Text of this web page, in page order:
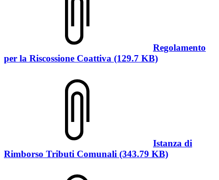
Regolamento
per la Riscossione Coattiva (129.7 KB)
Istanza di
Rimborso Tributi Comunali (343.79 KB)